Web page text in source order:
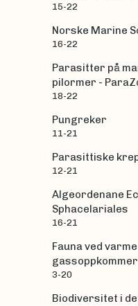
15-22
Norske Marine
16-22
Parasitter på
pilormer -
18-22
Pungreker
11-21
Parasittiske
12-21
Algeordenane
Sphacelariales
16-21
Fauna ved
gassoppkommer
3-20
Biodiversitet i